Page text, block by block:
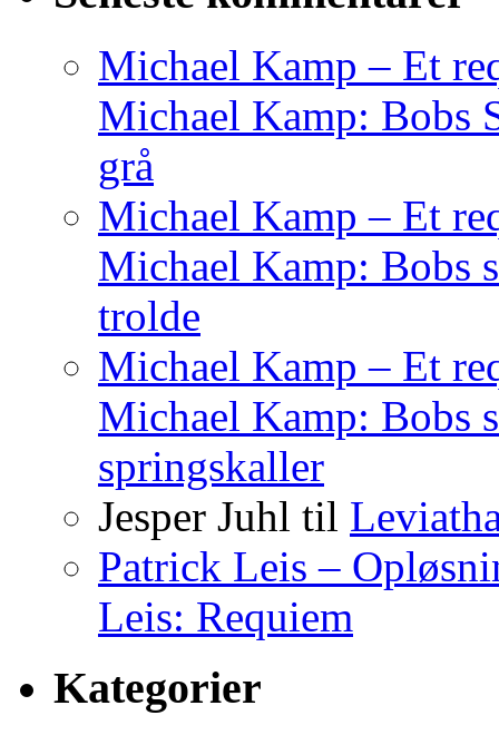
Michael Kamp – Et
Michael Kamp: Bobs
grå
Michael Kamp – Et
Michael Kamp: Bobs
trolde
Michael Kamp – Et
Michael Kamp: Bobs
springskaller
Jesper Juhl til
Patrick Leis –
Leis: Requiem
Kategorier